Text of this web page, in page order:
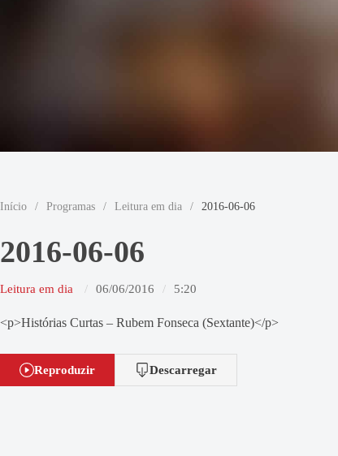
Início / Programas / Leitura em dia / 2016-06-06
2016-06-06
Leitura em dia 06/06/2016 5:20
<p>Histórias Curtas – Rubem Fonseca (Sextante)</p>
Reproduzir Descarregar